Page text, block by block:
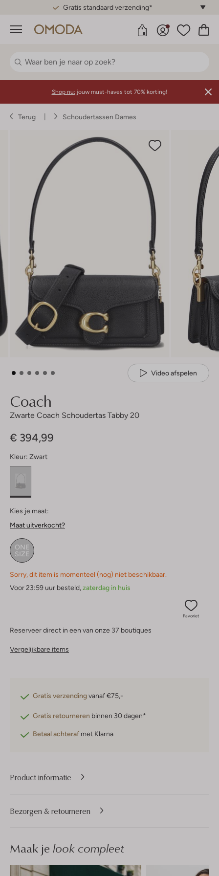
Gratis standaard verzending*
Menu
Shop nu: jouw must-haves tot 70% korting!
Terug Schoudertassen Dames
Video afspelen
Coach
Zwarte Coach Schoudertas Tabby 20
€ 394,99
Kleur: Zwart
Kies je maat:
Maat uitverkocht?
ONE
SIZE
Sorry, dit item is momenteel (nog) niet beschikbaar.
Voor 23:59 uur besteld,zaterdag in huis
Favoriet
Reserveer direct in een van onze 37 boutiques
Vergelijkbare items
Gratis verzendingvanaf €75,-
Gratis retourneren binnen 30 dagen*
Betaal achteraf met Klarna
Product informatie
Bezorgen & retourneren
Maak je look compleet